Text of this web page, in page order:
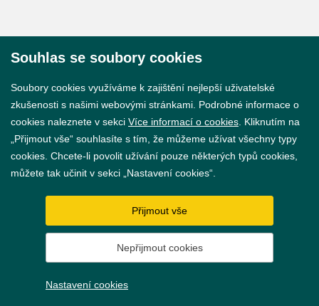
GDPR
Nastavení cookies
Souhlas se soubory cookies
Soubory cookies využíváme k zajištění nejlepší uživatelské
zkušenosti s našimi webovými stránkami. Podrobné informace o
cookies naleznete v sekci Více informací o cookies . Kliknutím na
„Přijmout vše“ souhlasíte s tím, že můžeme užívat všechny typy
cookies. Chcete-li povolit užívání pouze některých typů cookies,
můžete tak učinit v sekci „Nastavení cookies“.
Přijmout vše
Nepřijmout cookies
Nastavení cookies